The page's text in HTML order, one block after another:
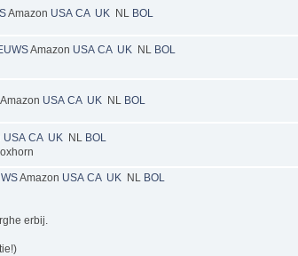
Amazon USA CA UK NL BOL
Amazon USA CA UK NL BOL
Amazon USA CA UK NL BOL
USA CA UK NL BOL
Amazon USA CA UK NL BOL
erbij.